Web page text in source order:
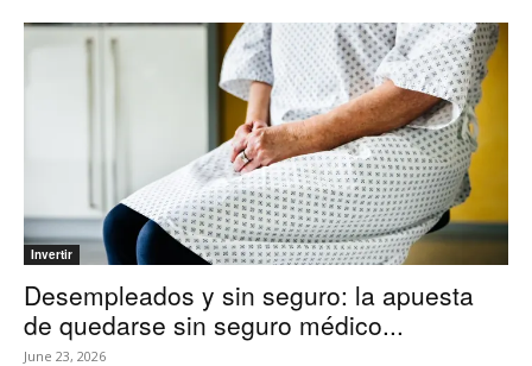
Invertir
Desempleados y sin seguro: la apuesta
de quedarse sin seguro médico...
June 23, 2026